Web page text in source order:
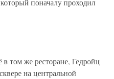
поначалу проходил
в том же ресторане, Гедройц
на центральной